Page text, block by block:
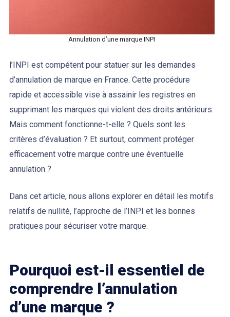
Annulation d’une marque INPI
l’INPI est compétent pour statuer sur les demandes
d’annulation de marque en France. Cette procédure
rapide et accessible vise à assainir les registres en
supprimant les marques qui violent des droits antérieurs.
Mais comment fonctionne-t-elle ? Quels sont les
critères d’évaluation ? Et surtout, comment protéger
efficacement votre marque contre une éventuelle
annulation ?
Dans cet article, nous allons explorer en détail les motifs
relatifs de nullité, l’approche de l’INPI et les bonnes
pratiques pour sécuriser votre marque.
Pourquoi est-il essentiel de
comprendre l’annulation
d’une marque ?